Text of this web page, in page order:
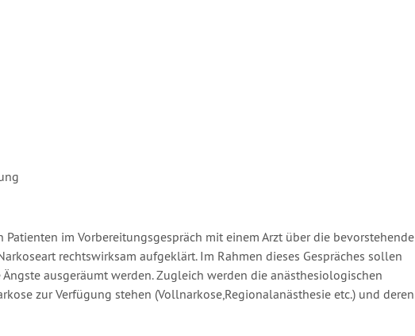
im Vorbereitungsgespräch mit einem Arzt über die bevorstehende
rechtswirksam aufgeklärt. Im Rahmen dieses Gespräches sollen
ausgeräumt werden. Zugleich werden die anästhesiologischen
zur Verfügung stehen (Vollnarkose,Regionalanästhesie etc.) und deren